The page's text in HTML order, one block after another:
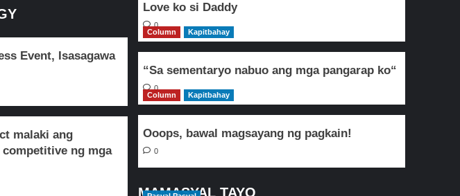
Event, Isasagawa
malaki ang
ng mga
Love ko si Daddy
0
Column
Kapitbahay
“Sa sementaryo nabuo ang mga pangarap ko“
0
Column
Kapitbahay
Ooops, bawal magsayang ng pagkain!
0
MAMASYAL TAYO